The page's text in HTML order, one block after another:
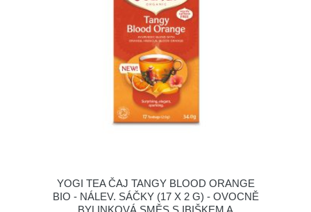
YOGI TEA ČAJ TANGY BLOOD ORANGE
BIO - NÁLEV. SÁČKY (17 X 2 G) - OVOCNĚ
BYLINKOVÁ SMĚS S IBIŠKEM A